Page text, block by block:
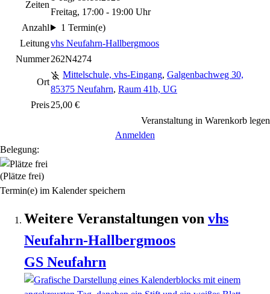
Zeiten
Freitag, 17:00 - 19:00 Uhr
Anzahl
1 Termin(e)
Leitungvhs Neufahrn-Hallbergmoos
Nummer262N4274
Ort
Mittelschule, vhs-Eingang, Galgenbachweg 30,
85375 Neufahrn, Raum 41b, UG
Preis25,00 €
Veranstaltung in Warenkorb legen
Anmelden
Belegung:
(Plätze frei)
Termin(e) im Kalender speichern
Weitere Veranstaltungen von vhs
Neufahrn-Hallbergmoos
GS Neufahrn